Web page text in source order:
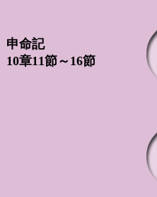
申命記
10章11節～16節